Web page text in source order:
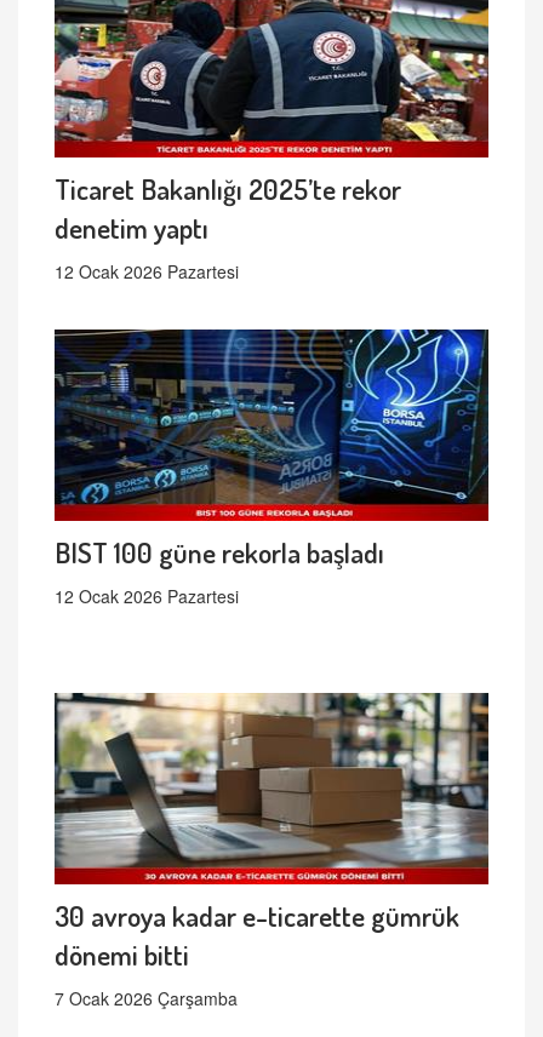
Ticaret Bakanlığı 2025’te rekor
denetim yaptı
12 Ocak 2026 Pazartesi
BIST 100 güne rekorla başladı
12 Ocak 2026 Pazartesi
30 avroya kadar e-ticarette gümrük
dönemi bitti
7 Ocak 2026 Çarşamba